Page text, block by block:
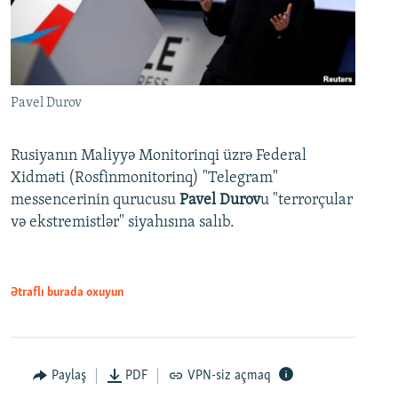
Pavel Durov
Rusiyanın Maliyyə Monitorinqi üzrə Federal
Xidməti (Rosfinmonitorinq) "Telegram"
messencerinin qurucusu Pavel Durovu "terrorçular
və ekstremistlər" siyahısına salıb.
Ətraflı burada oxuyun
Paylaş PDF VPN-siz açmaq